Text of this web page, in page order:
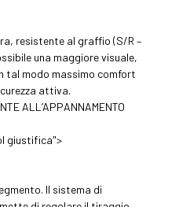
resistente al graffio (S/R –
una maggiore visuale,
tal modo massimo comfort
attiva.
ALL’APPANNAMENTO
giustifica">
Il sistema di